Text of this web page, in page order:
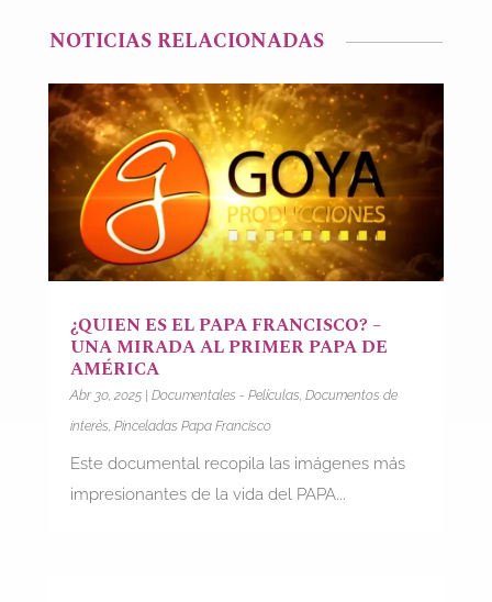
NOTICIAS RELACIONADAS
¿QUIEN ES EL PAPA FRANCISCO? –
UNA MIRADA AL PRIMER PAPA DE
AMÉRICA
Abr 30, 2025| Documentales - Películas, Documentos de
interés, Pinceladas Papa Francisco
Este documental recopila las imágenes más
impresionantes de la vida del PAPA...